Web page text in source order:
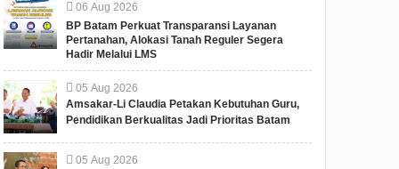
Kepala BP Batam Dukung
Penuh Event Olahraga,
Dorong Generasi Muda
Berprestasi
Kepala BP Batam, Amsakar
06 Aug 2026
BP Batam Perkuat Transparansi Layanan
Pertanahan, Alokasi Tanah Reguler Segera
Hadir Melalui LMS
05 Aug 2026
Amsakar-Li Claudia Petakan Kebutuhan Guru,
Pendidikan Berkualitas Jadi Prioritas Batam
05 Aug 2026